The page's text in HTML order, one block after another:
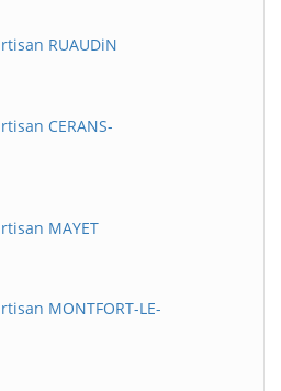
RUAUDiN
CERANS-
MAYET
MONTFORT-LE-